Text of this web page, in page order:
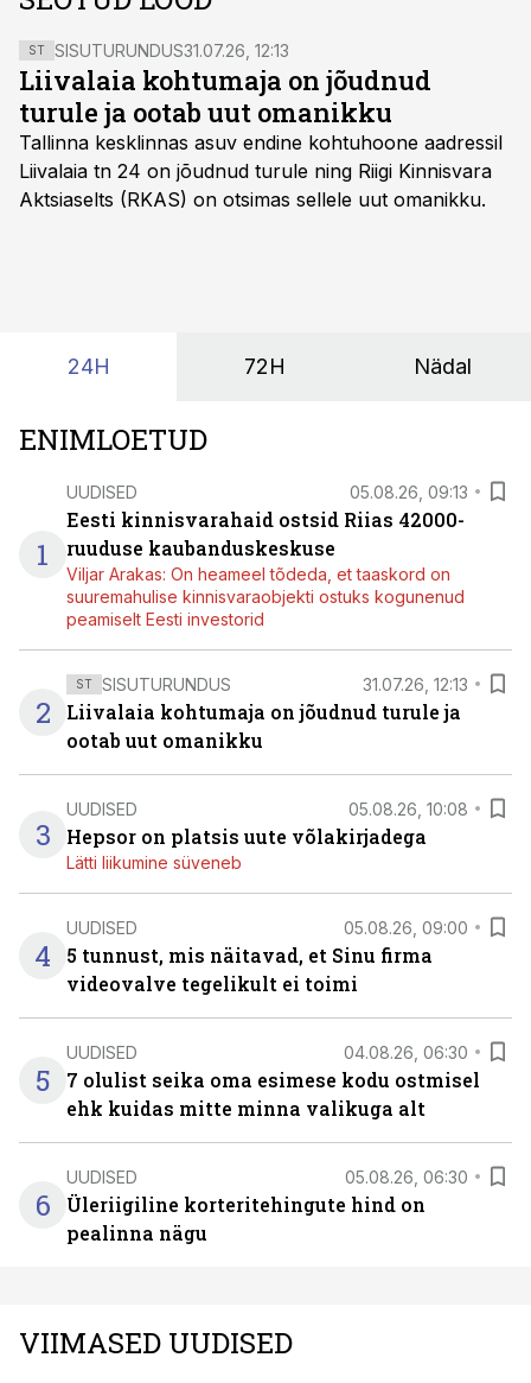
ST SISUTURUNDUS31.07.26, 12:13
Liivalaia kohtumaja on jõudnud
turule ja ootab uut omanikku
Tallinna kesklinnas asuv endine kohtuhoone aadressil
Liivalaia tn 24 on jõudnud turule ning Riigi Kinnisvara
Aktsiaselts (RKAS) on otsimas sellele uut omanikku.
24H 72H Nädal
ENIMLOETUD
1
UUDISED 05.08.26, 09:13
Eesti kinnisvarahaid ostsid Riias 42000-
ruuduse kaubanduskeskuse
Viljar Arakas: On heameel tõdeda, et taaskord on
suuremahulise kinnisvaraobjekti ostuks kogunenud
peamiselt Eesti investorid
2
ST SISUTURUNDUS 31.07.26, 12:13
Liivalaia kohtumaja on jõudnud turule ja
ootab uut omanikku
3
UUDISED 05.08.26, 10:08
Hepsor on platsis uute võlakirjadega
Lätti liikumine süveneb
4
UUDISED 05.08.26, 09:00
5 tunnust, mis näitavad, et Sinu firma
videovalve tegelikult ei toimi
5
UUDISED 04.08.26, 06:30
7 olulist seika oma esimese kodu ostmisel
ehk kuidas mitte minna valikuga alt
6
UUDISED 05.08.26, 06:30
Üleriigiline korteritehingute hind on
pealinna nägu
VIIMASED UUDISED